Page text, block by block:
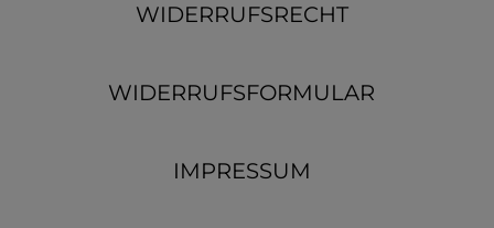
WIDERRUFSRECHT
WIDERRUFSFORMULAR
IMPRESSUM